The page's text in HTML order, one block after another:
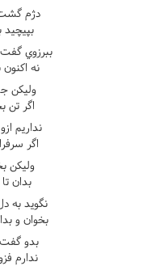
دژم گشت
ببرزوي
نه
وليکن
اگر تن
نداريم
اگر
وليکن
بدان
نگويد
بخوان و
بدو گفت
ندارم